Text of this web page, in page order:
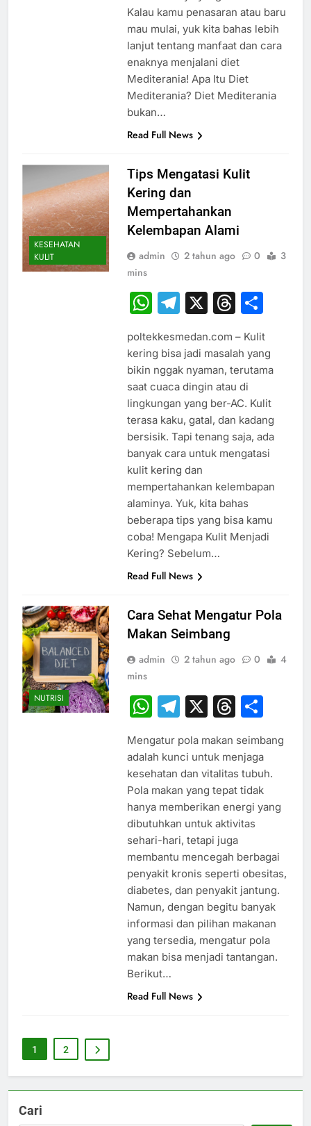
Kalau kamu penasaran atau baru
mau mulai, yuk kita bahas lebih
lanjut tentang manfaat dan cara
enaknya menjalani diet
Mediterania! Apa Itu Diet
Mediterania? Diet Mediterania
bukan…
Read Full News
KESEHATAN
KULIT
Tips Mengatasi Kulit
Kering dan
Mempertahankan
Kelembapan Alami
admin 2 tahun ago 0
3
mins
WhatsApp
Telegram
X
poltekkesmedan.com – Kulit
kering bisa jadi masalah yang
bikin nggak nyaman, terutama
saat cuaca dingin atau di
lingkungan yang ber-AC. Kulit
terasa kaku, gatal, dan kadang
bersisik. Tapi tenang saja, ada
banyak cara untuk mengatasi
kulit kering dan
mempertahankan kelembapan
alaminya. Yuk, kita bahas
beberapa tips yang bisa kamu
coba! Mengapa Kulit Menjadi
Kering? Sebelum…
Read Full News
NUTRISI
Cara Sehat Mengatur Pola
Makan Seimbang
admin 2 tahun ago 0
4
mins
WhatsApp
Telegram
X
Mengatur pola makan seimbang
adalah kunci untuk menjaga
kesehatan dan vitalitas tubuh.
Pola makan yang tepat tidak
hanya memberikan energi yang
dibutuhkan untuk aktivitas
sehari-hari, tetapi juga
membantu mencegah berbagai
penyakit kronis seperti obesitas,
diabetes, dan penyakit jantung.
Namun, dengan begitu banyak
informasi dan pilihan makanan
yang tersedia, mengatur pola
makan bisa menjadi tantangan.
Berikut…
Read Full News
1 2
Cari